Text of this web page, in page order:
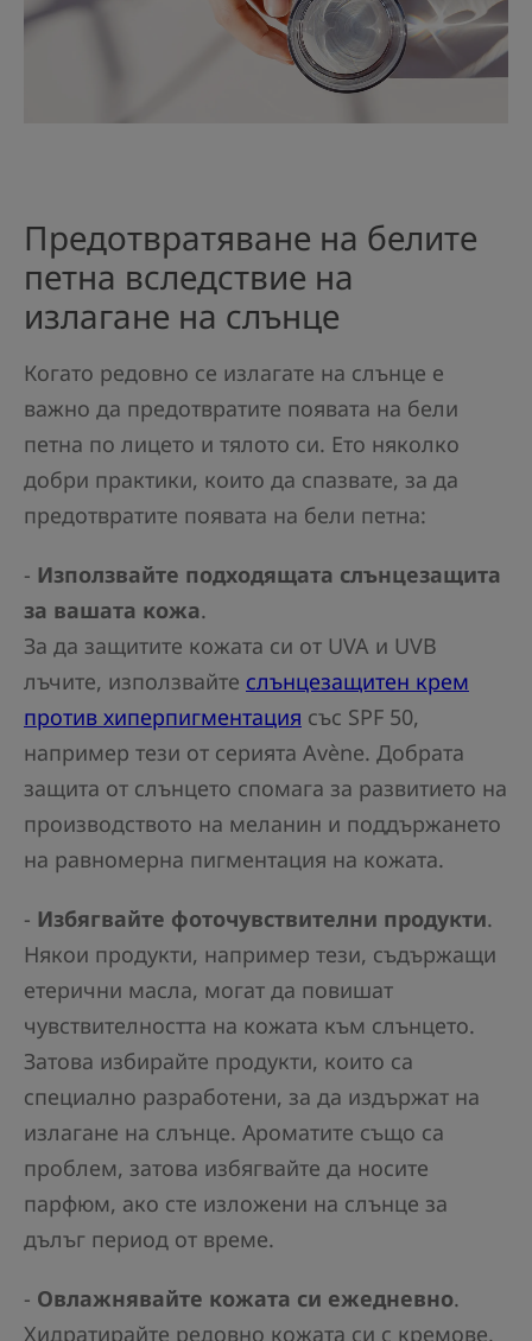
Предотвратяване на белите
петна вследствие на
излагане на слънце
Когато редовно се излагате на слънце е
важно да предотвратите появата на бели
петна по лицето и тялото си. Ето няколко
добри практики, които да спазвате, за да
предотвратите появата на бели петна:
- Използвайте подходящата слънцезащита
за вашата кожа.
За да защитите кожата си от UVA и UVB
лъчите, използвайте слънцезащитен крем
против хиперпигментация със SPF 50,
например тези от серията Avène. Добрата
защита от слънцето спомага за развитието на
производството на меланин и поддържането
на равномерна пигментация на кожата.
- Избягвайте фоточувствителни продукти.
Някои продукти, например тези, съдържащи
етерични масла, могат да повишат
чувствителността на кожата към слънцето.
Затова избирайте продукти, които са
специално разработени, за да издържат на
излагане на слънце. Ароматите също са
проблем, затова избягвайте да носите
парфюм, ако сте изложени на слънце за
дълъг период от време.
- Овлажнявайте кожата си ежедневно.
Хидратирайте редовно кожата си с кремове,